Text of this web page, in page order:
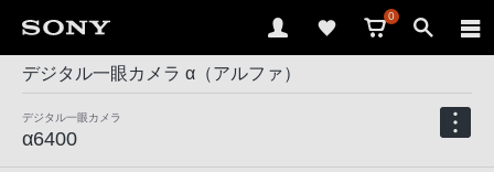
0
デジタル一眼カメラ α（アルファ）
デジタル一眼カメラ
α6400